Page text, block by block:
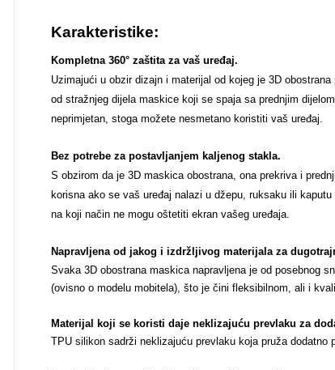
Karakteristike:
Kompletna 360° zaštita za vaš uređaj.
Uzimajući u obzir dizajn i materijal od kojeg je 3D
od stražnjeg dijela maskice koji se spaja sa prednjim
neprimjetan, stoga možete nesmetano koristiti vaš uređaj.
Bez potrebe za postavljanjem kaljenog stakla.
S obzirom da je 3D maskica obostrana, ona prekriva i
korisna ako se vaš uređaj nalazi u džepu, ruksaku ili
na koji način ne mogu oštetiti ekran vašeg uređaja.
Napravljena od jakog i izdržljivog materijala za
Svaka 3D obostrana maskica napravljena je od posebnog
(ovisno o modelu mobitela), što je čini fleksibilnom, ali i
Materijal koji se koristi daje neklizajuću prevlaku za
TPU silikon sadrži neklizajuću prevlaku koja pruža dodatno
I Need Some Space